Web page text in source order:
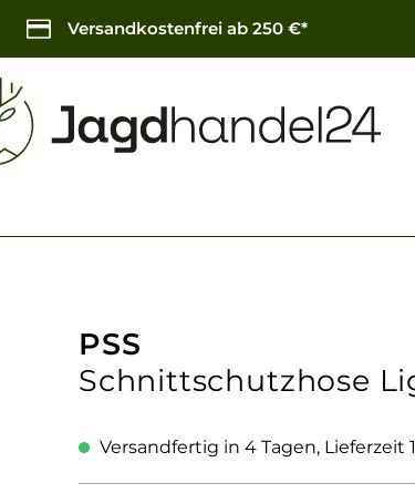
Versandkostenfrei ab 250 €*
PSS
Schnittschutzhose
Versandfertig in 4 Tagen, Lieferzeit